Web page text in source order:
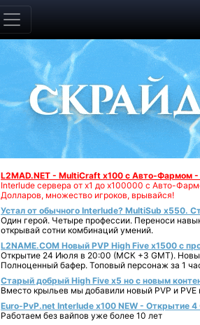
L2MAD.NET - MultiCraft x100 с Авто-Фармом
Interlude сервера от х1 до х100000 с Авто-
Долларов, множество игроков, врывайся!
Устал от обычного Interlude? MultiSub x550.
Один герой. Четыре профессии. Переноси
открывай сотни комбинаций умений.
L2NAME.COM Новый PVP High Five x1500 с
Открытие 24 Июля в 20:00 (МСК +3 GMT).
Полноценный бафер. Топовый персонаж за 1
Старый добрый High Five x5 но с новым
Вместо крыльев мы добавили новый PVP и PVE
Euro-PvP.net Interlude х100 NEW - Открытие 4
Работаем без вайпов уже более 10 лет